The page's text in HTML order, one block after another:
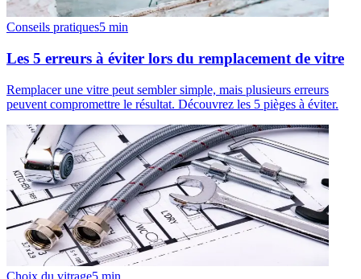
Conseils pratiques5 min
Les 5 erreurs à éviter lors du remplacement de vitre
Remplacer une vitre peut sembler simple, mais plusieurs erreurs
peuvent compromettre le résultat. Découvrez les 5 pièges à éviter.
Choix du vitrage5 min